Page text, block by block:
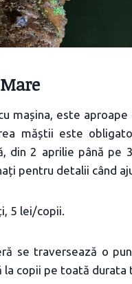
mașina, este
măștii este
din 2 aprilie până
pentru detalii când
5 lei/copii.
se traversează o
la copii pe toată durata